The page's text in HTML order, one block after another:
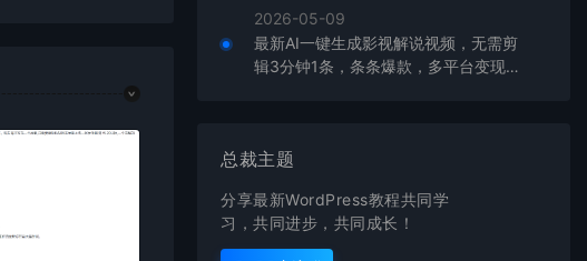
2026-05-09
最新AI一键生成影视解说视频，无需剪
辑3分钟1条，条条爆款，多平台变现日
总裁主题
分享最新WordPress教程共同学
习，共同进步，共同成长！